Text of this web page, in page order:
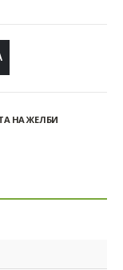
НА ЖЕЛБИ